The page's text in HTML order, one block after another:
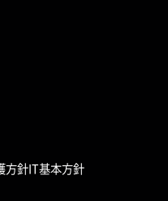
方針IT基本方針